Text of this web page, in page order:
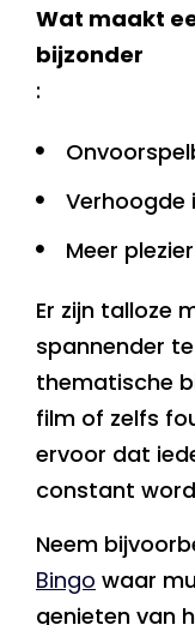
Wat maakt
bijzonder
:
Verhoogde
Meer
Er zijn talloze
spannender
thematische
film of zelfs
ervoor dat
constant
Neem
Bingo waar
genieten van